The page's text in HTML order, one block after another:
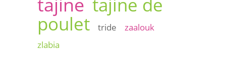
poulet
tride
zaalouk
zlabia